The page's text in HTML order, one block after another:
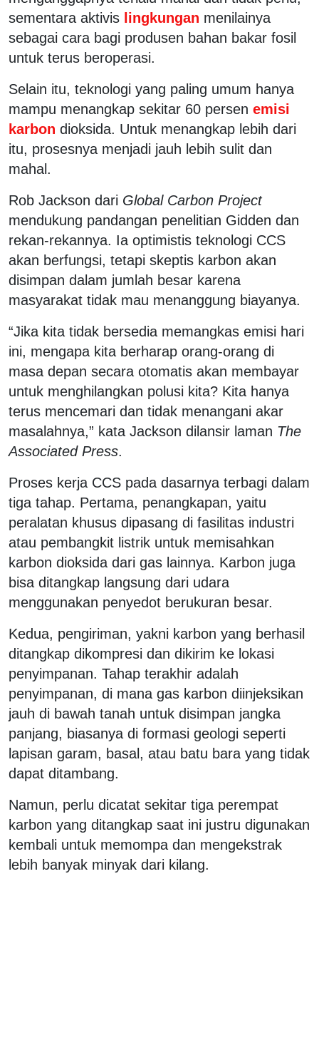
sementara aktivis lingkungan menilainya
sebagai cara bagi produsen bahan bakar fosil
untuk terus beroperasi.
Selain itu, teknologi yang paling umum hanya
mampu menangkap sekitar 60 persen emisi
karbon dioksida. Untuk menangkap lebih dari
itu, prosesnya menjadi jauh lebih sulit dan
mahal.
Rob Jackson dari Global Carbon Project
mendukung pandangan penelitian Gidden dan
rekan-rekannya. Ia optimistis teknologi CCS
akan berfungsi, tetapi skeptis karbon akan
disimpan dalam jumlah besar karena
masyarakat tidak mau menanggung biayanya.
“Jika kita tidak bersedia memangkas emisi hari
ini, mengapa kita berharap orang-orang di
masa depan secara otomatis akan membayar
untuk menghilangkan polusi kita? Kita hanya
terus mencemari dan tidak menangani akar
masalahnya,” kata Jackson dilansir laman The
Associated Press.
Proses kerja CCS pada dasarnya terbagi dalam
tiga tahap. Pertama, penangkapan, yaitu
peralatan khusus dipasang di fasilitas industri
atau pembangkit listrik untuk memisahkan
karbon dioksida dari gas lainnya. Karbon juga
bisa ditangkap langsung dari udara
menggunakan penyedot berukuran besar.
Kedua, pengiriman, yakni karbon yang berhasil
ditangkap dikompresi dan dikirim ke lokasi
penyimpanan. Tahap terakhir adalah
penyimpanan, di mana gas karbon diinjeksikan
jauh di bawah tanah untuk disimpan jangka
panjang, biasanya di formasi geologi seperti
lapisan garam, basal, atau batu bara yang tidak
dapat ditambang.
Namun, perlu dicatat sekitar tiga perempat
karbon yang ditangkap saat ini justru digunakan
kembali untuk memompa dan mengekstrak
lebih banyak minyak dari kilang.